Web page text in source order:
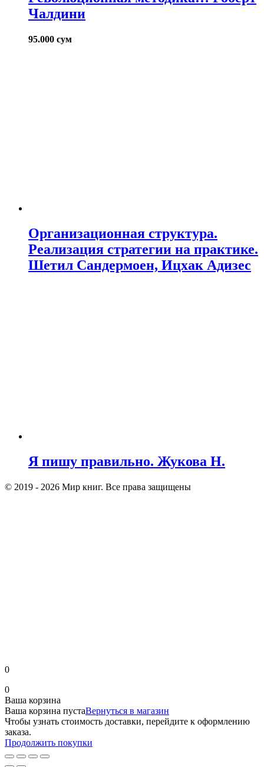
Чалдини
95.000 сум
Организационная структура.
Реализация стратегии на практике.
Шетил Сандермоен, Ицхак Адизес
Я пишу правильно. Жукова Н.
© 2019 - 2026 Мир книг. Все права защищены
0
0
Ваша корзина
Ваша корзина пустаВернуться в магазин
Чтобы узнать стоимость доставки, перейдите к оформлению
заказа.
Продолжить покупки